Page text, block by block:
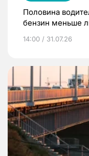
Половина
бензин меньше
14:00 / 31.07.26